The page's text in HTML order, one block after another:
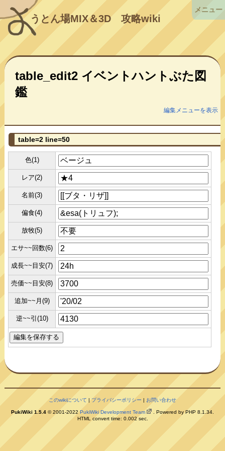
うとん場MIX＆3D攻略wiki
table_edit2 イベントハントぶた図
鑑
編集メニューを表示
table=2 line=50
色(1)
レア(2)
名前(3)
偏食(4)
放牧(5)
エサ~~回数(6)
成長~~目安(7)
売価~~目安(8)
追加~~月(9)
逆~~引(10)
このwikiについて |プライバシーポリシー | お問い合わせ
PukiWiki 1.5.4 © 2001-2022PukiWiki Development Team
. Powered by PHP 8.1.34.
HTML convert time: 0.002 sec.
メニュー